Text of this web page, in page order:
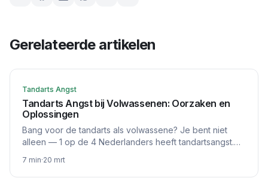
Gerelateerde artikelen
Tandarts Angst
Tandarts Angst bij Volwassenen: Oorzaken en
Oplossingen
Bang voor de tandarts als volwassene? Je bent niet
alleen — 1 op de 4 Nederlanders heeft tandartsangst.
lachgas en sedatie.
7 min·20 mrt